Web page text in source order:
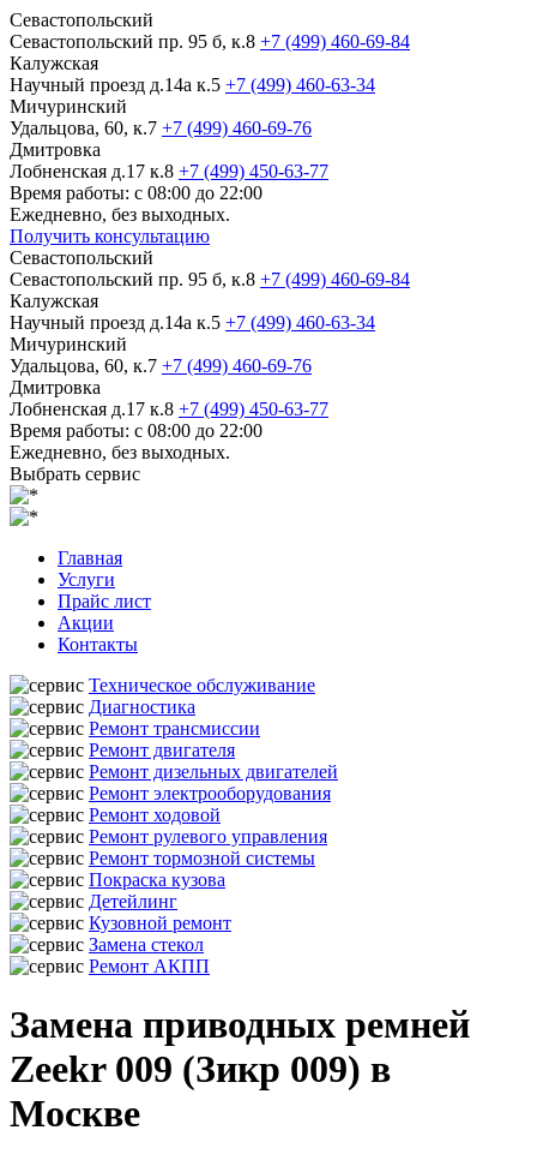
Севастопольский
Севастопольский пр. 95 б, к.8 +7 (499) 460-69-84
Калужская
Научный проезд д.14а к.5 +7 (499) 460-63-34
Мичуринский
Удальцова, 60, к.7 +7 (499) 460-69-76
Дмитровка
Лобненская д.17 к.8 +7 (499) 450-63-77
Время работы: с 08:00 до 22:00
Ежедневно, без выходных.
Получить консультацию
Севастопольский
Севастопольский пр. 95 б, к.8 +7 (499) 460-69-84
Калужская
Научный проезд д.14а к.5 +7 (499) 460-63-34
Мичуринский
Удальцова, 60, к.7 +7 (499) 460-69-76
Дмитровка
Лобненская д.17 к.8 +7 (499) 450-63-77
Время работы: с 08:00 до 22:00
Ежедневно, без выходных.
Выбрать сервис
Главная
Услуги
Прайс лист
Акции
Контакты
Техническое обслуживание
Диагностика
Ремонт трансмиссии
Ремонт двигателя
Ремонт дизельных двигателей
Ремонт электрооборудования
Ремонт ходовой
Ремонт рулевого управления
Ремонт тормозной системы
Покраска кузова
Детейлинг
Кузовной ремонт
Замена стекол
Ремонт АКПП
Замена приводных ремней
Zeekr 009 (Зикр 009) в
Москве